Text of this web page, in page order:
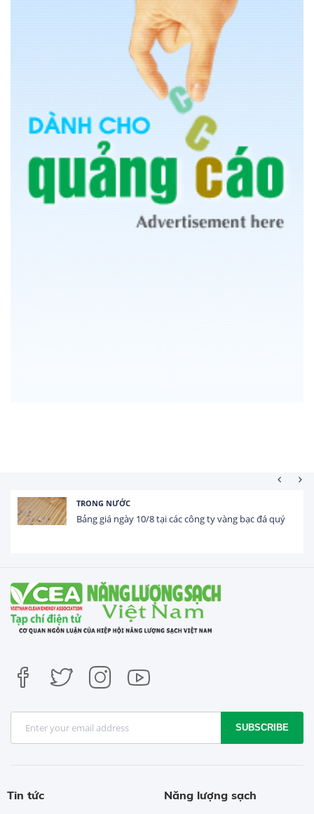
TRONG NƯỚC
Bảng giá ngày 10/8 tại các công ty vàng bạc đá quý
SUBSCRIBE
Tin tức Năng lượng sạch